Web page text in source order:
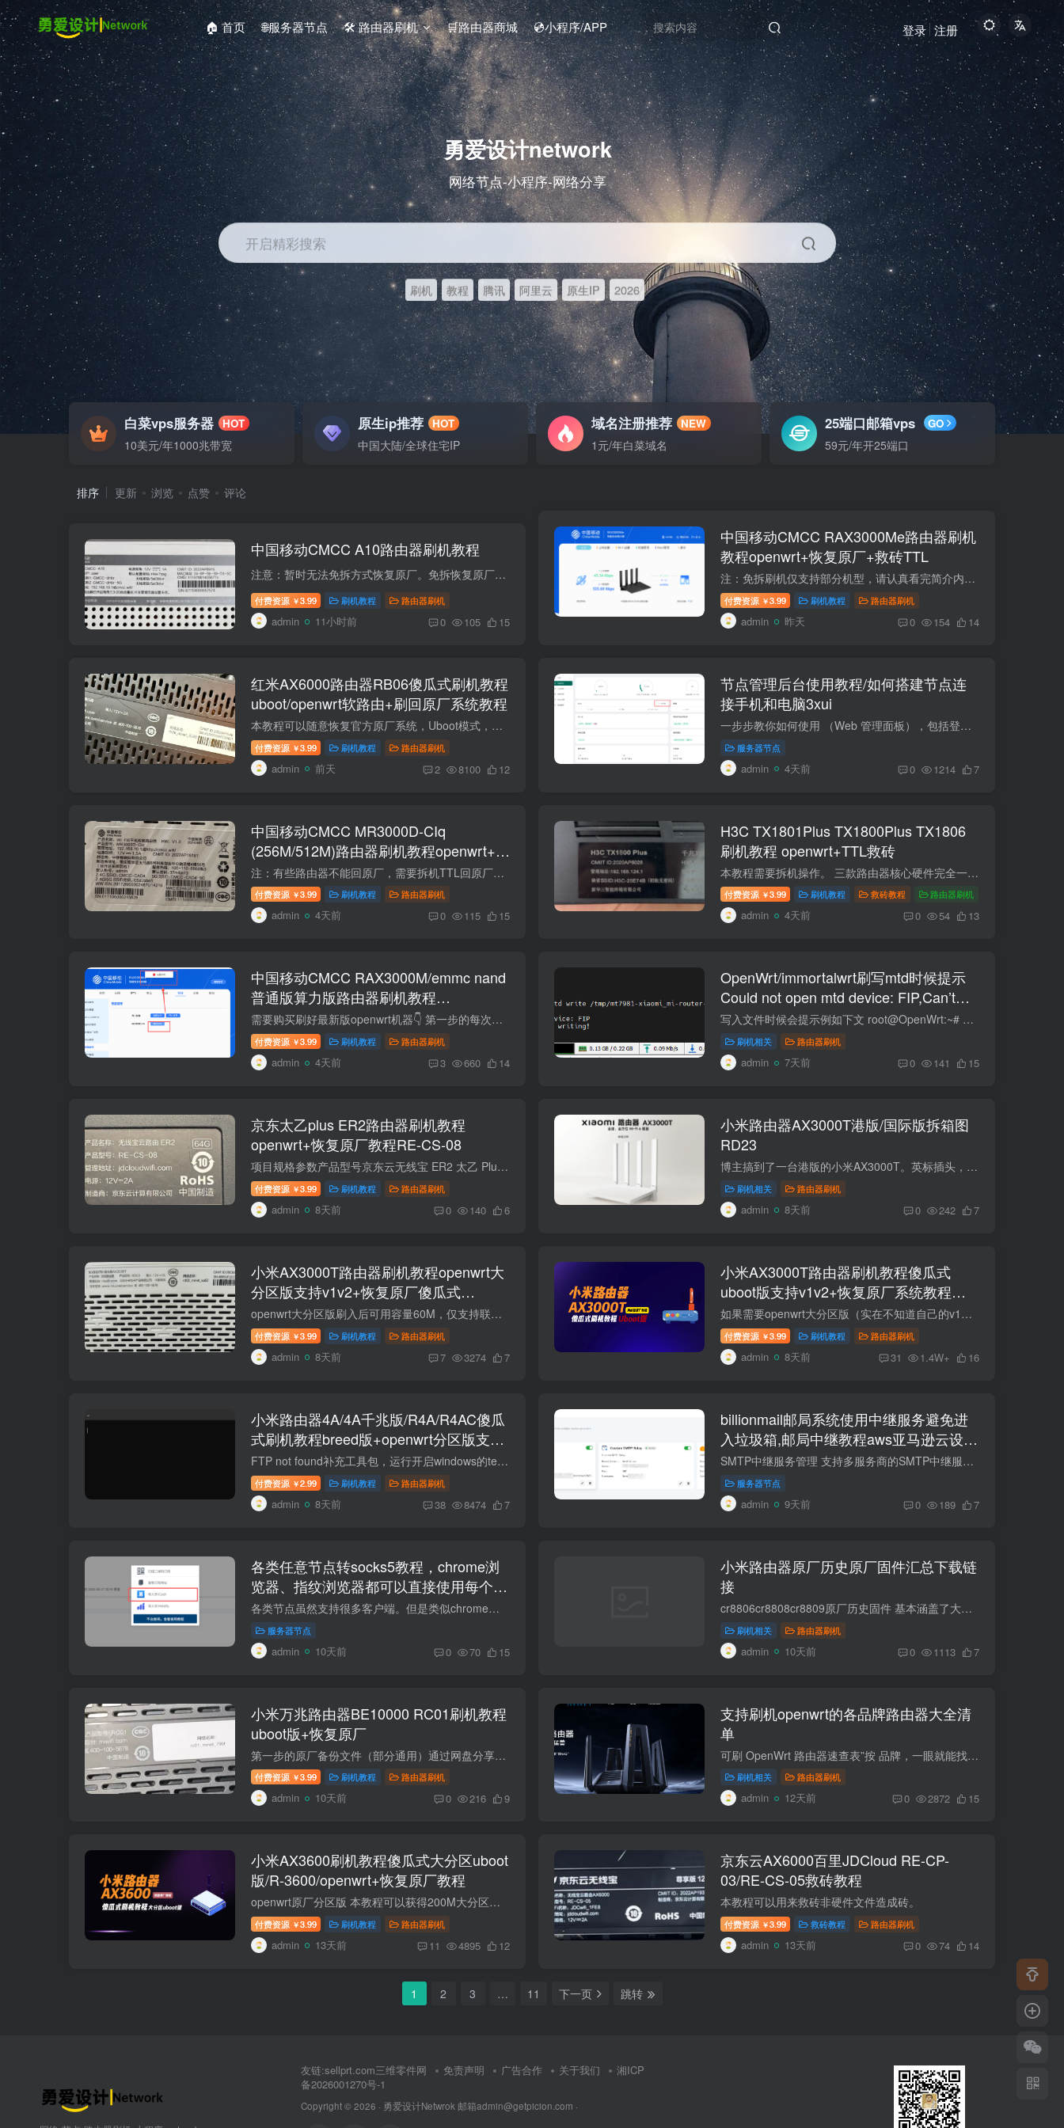
🏠 首页 🌐服务器节点 🛠️ 路由器刷机 🛒路由器商城 💿小程序/APP 登录 注册
勇爱设计network
网络节点-小程序-网络分享
开启精彩搜索
刷机 教程 腾讯 阿里云 原生IP 2026
白菜vps服务器 HOT
10美元/年1000兆带宽
原生ip推荐 HOT
中国大陆/全球住宅IP
域名注册推荐 NEW
1元/年白菜域名
25端口邮箱vps GO
59元/年开25端口
排序 更新 浏览 点赞 评论
中国移动CMCC A10路由器刷机教程
注意：暂时无法免拆方式恢复原厂。免拆恢复原厂固件制作中。 项目规格CPU联发科 MT7981B 双核 A53 @1.3GHz（12nm）内存 RAM256MB DDR3闪存 Flash128MB SPI‑NANDWi‑Fi 方案2.4G/5G 均为 MTK 集...
付费资源 ￥3.99 刷机教程 路由器刷机
admin 11小时前 0 105 15
中国移动CMCC RAX3000Me路由器刷机
教程openwrt+恢复原厂+救砖TTL
注：免拆刷机仅支持部分机型，请认真看完简介内容。 TTL针夹夹具间距选2.54mm间距 支持刷全系RAX3000ME的路由器闪存兆易创新的GigaDevice华邦电子的 winbond复旦微电的 FM25S01A(带usb3.0接口)...
付费资源 ￥3.99 刷机教程 路由器刷机
admin 昨天 0 154 14
红米AX6000路由器RB06傻瓜式刷机教程
uboot/openwrt软路由+刷回原厂系统教程
本教程可以随意恢复官方原厂系统，Uboot模式，就像重装电脑系统一样。不用担心变砖。网页底部有原厂固件以及教程。 这是红米AX6000的教程，型号是RB06,不是小米AX6000的教程，两个不同型号，不...
付费资源 ￥3.99 刷机教程 路由器刷机
admin 前天 2 8100 12
节点管理后台使用教程/如何搭建节点连
接手机和电脑3xui
一步步教你如何使用 （Web 管理面板），包括登录、添加节点、用户、订阅链接和常见设置。（小白方式，适用于你目前在用的 VPS 环境。） 节点端口测试工具在线端口扫描 - 站长工具 代理工具下载...
服务器节点
admin 4天前 0 1214 7
中国移动CMCC MR3000D-CIq
(256M/512M)路由器刷机教程openwrt+恢
复原厂
注：有些路由器不能回原厂，需要拆机TTL回原厂。 对比项MR3000D-CIq（256M 版）MR3000D-CIq（512M 版）主控 CPUMT7981B，双核 ARM Cortex-A53 @ 1.3GHz，12nmMT7981B，双核 ARM Cortex-A53 @ 1....
付费资源 ￥3.99 刷机教程 路由器刷机
admin 4天前 0 115 15
H3C TX1801Plus TX1800Plus TX1806
刷机教程 openwrt+TTL救砖
本教程需要拆机操作。 三款路由器核心硬件完全一致（MT7621AT + MT7915 + 256MB 内存 + 128MB 闪存），都是 AX1800 级别的 WiFi 6 运营商定制路由。教程工具包选择对应即可。 参数TX1801 PlusTX...
付费资源 ￥3.99 刷机教程 救砖教程 路由器刷机
admin 4天前 0 54 13
中国移动CMCC RAX3000M/emmc nand
普通版算力版路由器刷机教程
openwrt+恢复原厂
需要购买刷好最新版openwrt机器👇 第一步的每次解锁SSH导入文件时候，断网状态，刷新后台页面再导入。先导出试试，如果导出失败的，原厂已经禁用导入导出功能了。只能拆机TTL刷机。https://www....
付费资源 ￥3.99 刷机教程 路由器刷机
admin 4天前 3 660 14
OpenWrt/immortalwrt刷写mtd时候提示
Could not open mtd device: FIP,Can’t
open device for writing!解决办法
写入文件时候会提示例如下文 root@OpenWrt:~# mtd write /tmp/mtd5_FIP.bin FIPCould not open mtd device: FIPCan't open device for writing! 解锁写入OpenWrt 默认 mtd 是只读的，你需要安装...
刷机相关 路由器刷机
admin 7天前 0 141 15
京东太乙plus ER2路由器刷机教程
openwrt+恢复原厂教程RE-CS-08
项目规格参数产品型号京东云无线宝 ER2 太乙 Plus（64G 版）产品类型有线路由器（弱电箱神器，纯有线主路由）处理器高通 IPQ5322 四核处理器内存 / 存储2GB DDR4 内存 + 64GB eMMC 闪存2.5G 网...
付费资源 ￥3.99 刷机教程 路由器刷机
admin 8天前 0 140 6
小米路由器AX3000T港版/国际版拆箱图
RD23
博主搞到了一台港版的小米AX3000T。英标插头，来看看吧。和中国大陆版做工目测没有任何区别。包装和标签不一样。英标的三角插口是不能分开的。编号也不一样.也支持刷机的。v1版本 Xiaomi MiR Pa...
刷机相关 路由器刷机
admin 8天前 0 242 7
小米AX3000T路由器刷机教程openwrt大
分区版支持v1v2+恢复原厂傻瓜式
RD03/RD23
openwrt大分区版刷入后可用容量60M，仅支持联发科版本以及国际版，不支持高通版 联发科版本SN：49850开头。高通版本SN:64594开头。教程支持国际版RD23(V1) 如果想要uboot分区版，可以点击下方查...
付费资源 ￥3.99 刷机教程 路由器刷机
admin 8天前 7 3274 7
小米AX3000T路由器刷机教程傻瓜式
uboot版支持v1v2+恢复原厂系统教程
RD03 RD23
如果需要openwrt大分区版（实在不知道自己的v1或者v2可以用openwrt大分区版，通用） 联发科版本SN：49850开头。高通版本SN:64594开头,教程支持国际版RD23(V1) 目前ax3000tv1v2最新版固件都是1.0...
付费资源 ￥3.99 刷机教程 路由器刷机
admin 8天前 31 1.4W+ 16
小米路由器4A/4A千兆版/R4A/R4AC傻瓜
式刷机教程breed版+openwrt分区版支持
V1V2+恢复原厂教程
FTP not found补充工具包，运行开启windows的telnet功能即可。https://wwbtk.lanzouq.com/iMg5g3o7pp2h 视频重制了，工具包也更新了，不会出现个别的无限重启。 两种刷机方式！推荐使用openwrt...
付费资源 ￥2.99 刷机教程 路由器刷机
admin 8天前 38 8474 7
billionmail邮局系统使用中继服务避免进
入垃圾箱,邮局中继教程aws亚马逊云设置
resend免费中继
SMTP中继服务管理​ 支持多服务商的SMTP中继服务统一管理 需先添加域名，每个域名仅可绑定一个SMTP中继服务。 SMTP中继服务概览 为什么要使用SMTP中继？​ ISP限制：大多数云服务器（如AWS EC2...
服务器节点
admin 9天前 0 189 7
各类任意节点转socks5教程，chrome浏
览器、指纹浏览器都可以直接使用每个窗
口一个独立海外原生IP
各类节点虽然支持很多客户端。但是类似chrome浏览器、各种指纹浏览器只支持 Socks5和http代理。本教程可以让你的浏览器每个窗口一个独立原生海外IP。 需要工具：v2rayn,节点转换工具 第一种airp...
服务器节点
admin 10天前 0 70 15
小米路由器原厂历史原厂固件汇总下载链
接
cr8806cr8808cr8809原厂历史固件 基本涵盖了大部分小米路由器的固件 https://mirom.ezbox.idv.tw/en/miwifi/ 小米路由器采用NAND闪存者(R3/R3G/R3P/R4等)，刷回官方固件必须非常小心，目前已知...
刷机相关 路由器刷机
admin 10天前 0 1113 7
小米万兆路由器BE10000 RC01刷机教程
uboot版+恢复原厂
第一步的原厂备份文件（部分通用）通过网盘分享的文件：xiaomi-be10000-backups.rar链接: https://pan.baidu.com/s/1RKB1JUyypzgExdh4xg7A_A 提取码: 8kuv 项目规格参数产品型号小米万兆路由器 ...
付费资源 ￥3.99 刷机教程 路由器刷机
admin 10天前 0 216 9
支持刷机openwrt的各品牌路由器大全清
单
可刷 OpenWrt 路由器速查表”按 品牌，一眼就能找到适合自己预算与性能需求的机器。所有型号均经社区验证有稳定固件（官方或 ImmortalWrt / iStoreOS 等分支），只要跟着教程基本可软刷。有些特...
刷机相关 路由器刷机
admin 12天前 0 2872 15
小米AX3600刷机教程傻瓜式大分区uboot
版/R-3600/openwrt+恢复原厂教程
openwrt原厂分区版 本教程可以获得200M大分区！可以装多个插件！嘎嘎香！ 推荐第三方固件 https://wwgf.lanzoue.com/b04q27u8d密码：3l2e 刷机包里面固件是24.10版本。想要最新固件下载地址。这...
付费资源 ￥3.99 刷机教程 路由器刷机
admin 13天前 11 4895 12
京东云AX6000百里JDCloud RE-CP-
03/RE-CS-05救砖教程
本教程可以用来救砖非硬件文件造成砖。
付费资源 ￥3.99 救砖教程 路由器刷机
admin 13天前 0 74 14
1 2 3 … 11 下一页 跳转
友链:sellprt.com三维零件网 免责声明 广告合作 关于我们
湘ICP
备2026001270号-1
Copyright © 2026 · 勇爱设计Netwrok 邮箱admin@getpicion.com ·